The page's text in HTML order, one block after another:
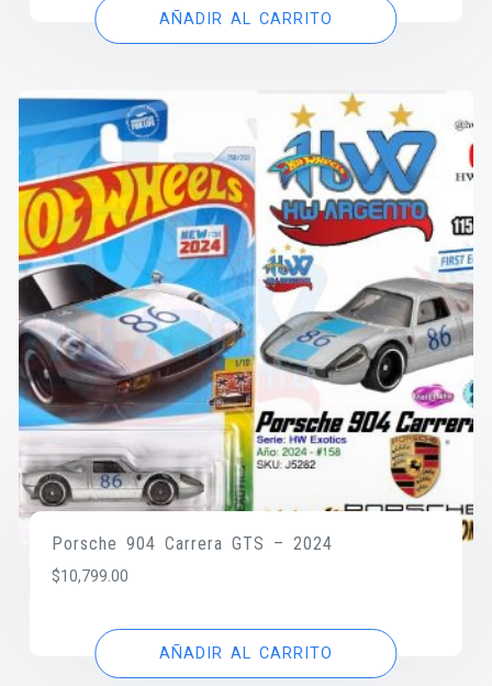
AÑADIR AL CARRITO
Porsche 904 Carrera GTS – 2024
$10,799.00
AÑADIR AL CARRITO